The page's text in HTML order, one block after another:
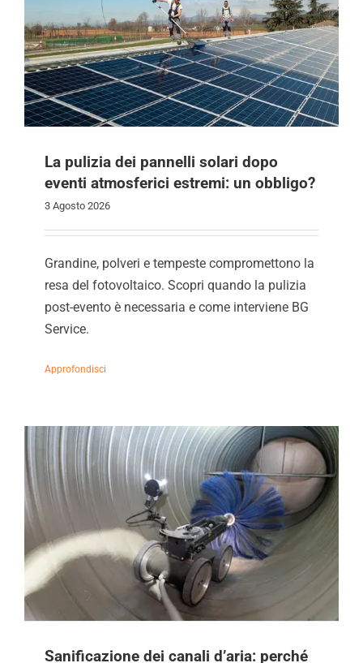
La pulizia dei pannelli solari dopo
eventi atmosferici estremi: un obbligo?
3 Agosto 2026
Grandine, polveri e tempeste compromettono la
resa del fotovoltaico. Scopri quando la pulizia
post-evento è necessaria e come interviene BG
Service.
Sanificazione dei canali d’aria: perché